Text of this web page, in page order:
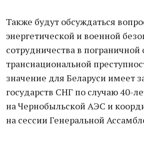
Также будут обсуждаться
энергетической и военной
сотрудничества в пограничной
транснациональной
значение для Беларуси имеет
государств СНГ по случаю 40-
на Чернобыльской АЭС и
на сессии Генеральной